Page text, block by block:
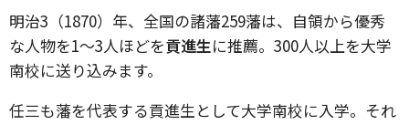
明治3 （1870）年、全国の諸藩259藩は、自領から優秀
な人物を1〜3人ほどを貢進生に推薦。 300人以上を大学
南校に送り込みます。
任三も藩を代表する貢進生として大学南校に入学。それ